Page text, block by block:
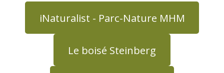
iNaturalist - Parc-Nature MHM
Le boisé Steinberg